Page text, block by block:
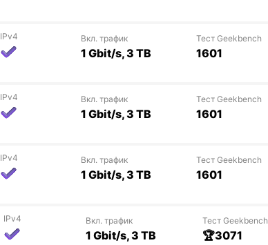
IPv4 Вкл. трафик
1 Gbit/s, 3 TB
Тест Geekbench
1601
IPv4 Вкл. трафик
1 Gbit/s, 3 TB
Тест Geekbench
1601
IPv4 Вкл. трафик
1 Gbit/s, 3 TB
Тест Geekbench
1601
IPv4 Вкл. трафик
1 Gbit/s, 3 TB
Тест Geekbench
🏆3071